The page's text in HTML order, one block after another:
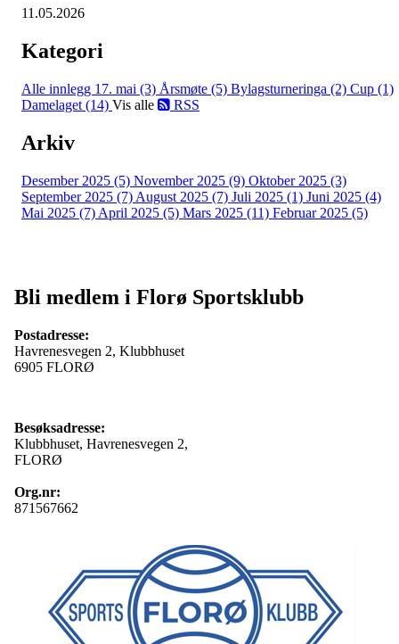
11.05.2026
Kategori
Alle innlegg 17. mai (3) Årsmøte (5) Bylagsturneringa (2) Cup (1)
Damelaget (14) Vis alle RSS
Arkiv
Desember 2025 (5) November 2025 (9) Oktober 2025 (3)
September 2025 (7) August 2025 (7) Juli 2025 (1) Juni 2025 (4)
Mai 2025 (7) April 2025 (5) Mars 2025 (11) Februar 2025 (5)
Bli medlem i Florø Sportsklubb
Postadresse:
Havrenesvegen 2, Klubbhuset
6905 FLORØ
Besøksadresse:
Klubbhuset, Havrenesvegen 2,
FLORØ
Org.nr:
871567662